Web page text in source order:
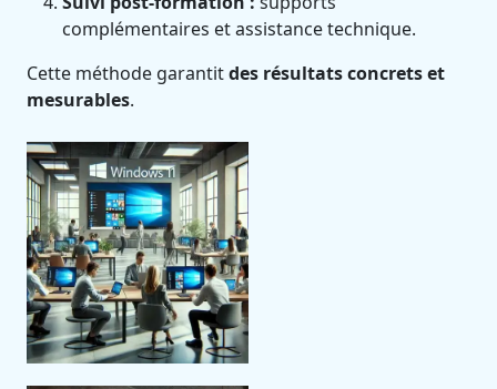
complémentaires et assistance technique.
Cette méthode garantitdes résultats concrets et
mesurables.